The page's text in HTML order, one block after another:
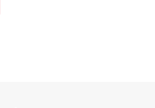
Les Cons : synopsis, critique,
t-il droit à une suite ?